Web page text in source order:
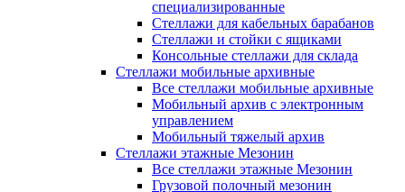
специализированные
Стеллажи для кабельных барабанов
Стеллажи и стойки с ящиками
Консольные стеллажи для склада
Стеллажи мобильные архивные
Все стеллажи мобильные архивные
Мобильный архив с электронным
управлением
Мобильный тяжелый архив
Стеллажи этажные Мезонин
Все стеллажи этажные Мезонин
Грузовой полочный мезонин